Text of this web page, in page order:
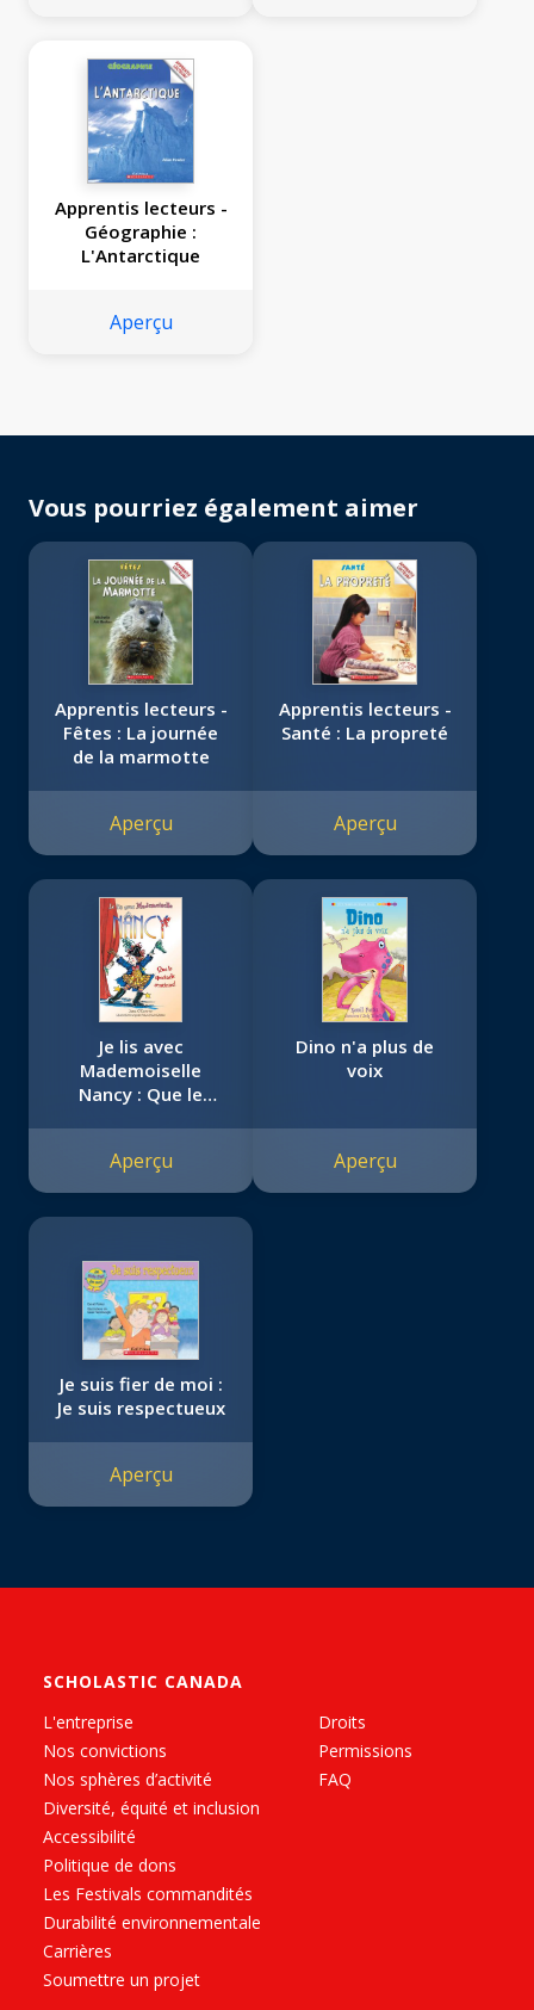
Apprentis lecteurs -
Géographie :
L'Antarctique
Aperçu
Vous pourriez également aimer
Apprentis lecteurs -
Fêtes : La journée
de la marmotte
Aperçu
Apprentis lecteurs -
Santé : La propreté
Aperçu
Je lis avec
Mademoiselle
Nancy : Que le
Aperçu
Dino n'a plus de
voix
Aperçu
Je suis fier de moi :
Je suis respectueux
Aperçu
SCHOLASTIC CANADA
L'entreprise
Nos convictions
Nos sphères d’activité
Diversité, équité et inclusion
Accessibilité
Politique de dons
Les Festivals commandités
Durabilité environnementale
Carrières
Soumettre un projet
Droits
Permissions
FAQ